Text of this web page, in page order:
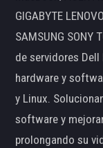
GIGABYTE
SAMSUNG SONY
de servidores Dell
hardware y
y Linux.
software y
prolongando su